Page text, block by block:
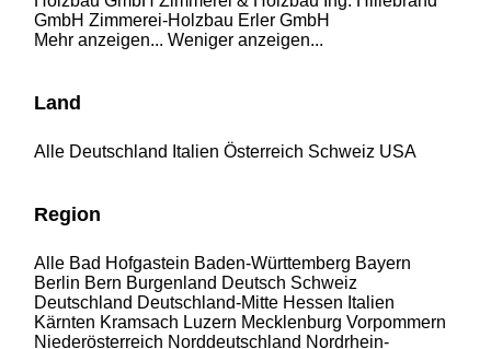
GmbH Zimmerei-Holzbau Erler GmbH
Mehr anzeigen... Weniger anzeigen...
Land
Alle Deutschland Italien Österreich Schweiz USA
Region
Alle Bad Hofgastein Baden-Württemberg Bayern
Berlin Bern Burgenland Deutsch Schweiz
Deutschland Deutschland-Mitte Hessen Italien
Kärnten Kramsach Luzern Mecklenburg Vorpommern
Niederösterreich Norddeutschland Nordrhein-